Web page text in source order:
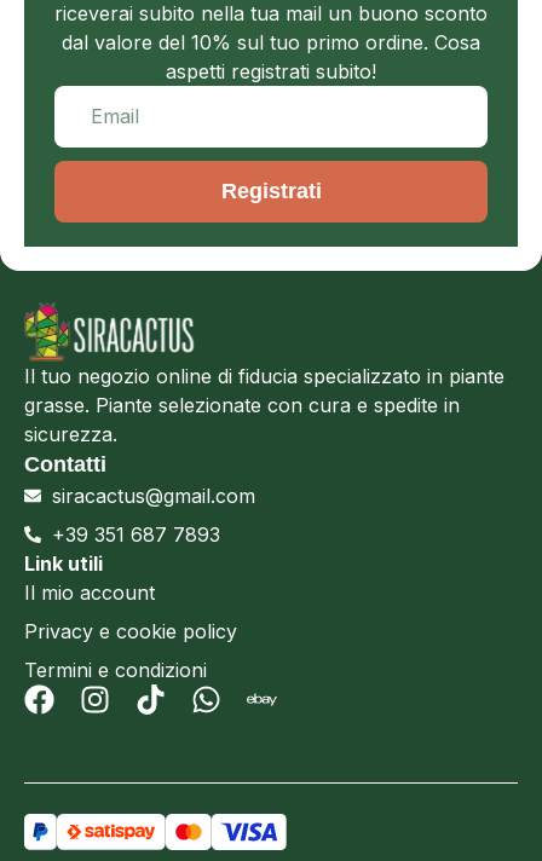
riceverai subito nella tua mail un buono sconto
dal valore del 10% sul tuo primo ordine. Cosa
aspetti registrati subito!
Registrati
Il tuo negozio online di fiducia specializzato in piante
grasse. Piante selezionate con cura e spedite in
sicurezza.
Contatti
siracactus@gmail.com
+39 351 687 7893
Link utili
Il mio account
Privacy e cookie policy
Termini e condizioni